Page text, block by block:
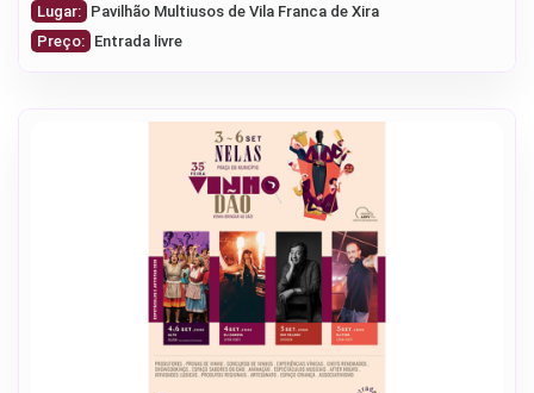
Lugar: Pavilhão Multiusos de Vila Franca de Xira
Preço: Entrada livre